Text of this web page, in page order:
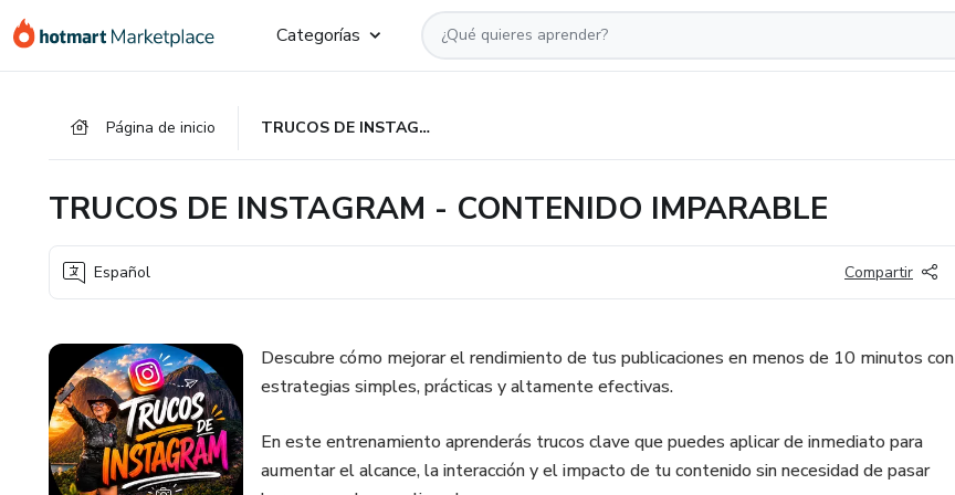
Categorías
Página de inicio TRUCOS DE INSTAGRAM - CONTENIDO IMPARABLE
TRUCOS DE INSTAGRAM - CONTENIDO IMPARABLE
Español Compartir
Descubre cómo mejorar el rendimiento de tus publicaciones en menos de 10 minutos con
estrategias simples, prácticas y altamente efectivas.
En este entrenamiento aprenderás trucos clave que puedes aplicar de inmediato para
aumentar el alcance, la interacción y el impacto de tu contenido sin necesidad de pasar